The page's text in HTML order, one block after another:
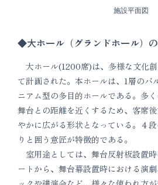
施設平面図
◆大ホール（グランドホール）
大ホール(1200席)は、多様な文化
て計画された。本ホールは、1層のバ
ニアム型の多目的ホールである。多
舞台との距離を近くするため、客席
やかに広がる形状となっている。４
りと囲う意匠が特徴的である。
室用途としては、舞台反射板設置
ートから、舞台幕設置時における演